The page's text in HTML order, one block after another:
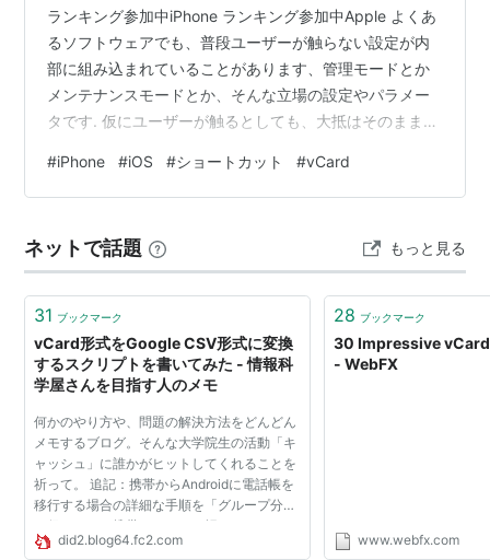
ランキング参加中iPhone ランキング参加中Apple よくあ
るソフトウェアでも、普段ユーザーが触らない設定が内
部に組み込まれていることがあります、管理モードとか
メンテナンスモードとか、そんな立場の設定やパラメー
タです. 仮にユーザーが触るとしても、大抵はそのまま使
ータは、当然「数字」アクションや「テキスト」アクシ
ョンなんかに書いておく、あるいはメモやファイルアプ
ット補助アプリを使う…などなど色んな選択肢がありま
す. しかしそれだと元に戻す際戻すべき値が分からなくな
る恐れがあったり…
#iPhone #iOS #ショートカット #vCard
ネットで話題 もっと見る
31 ブックマーク
vCard形式をGoogle CSV形式に変換
するスクリプトを書いてみた - 情報科
学屋さんを目指す人のメモ
何かのやり方や、問題の解決方法をどんどん
メモするブログ。そんな大学院生の活動「キ
ャッシュ」に誰かがヒットしてくれることを
祈って。 追記：携帯からAndroidに電話帳を
移行する場合の詳細な手順を「グループ分け
を保ったまま携帯のアドレス帳をAndroidへ
移行する方法」にまとめました。参考にして
did2.blog64.fc2.com
28 ブックマーク
30 Impressive
- WebFX
www.webfx.com